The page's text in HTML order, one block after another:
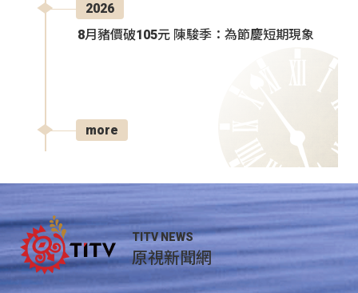
2026
8月豬價破105元 陳駿季：為節慶短期現象
more
TITV NEWS
原視新聞網